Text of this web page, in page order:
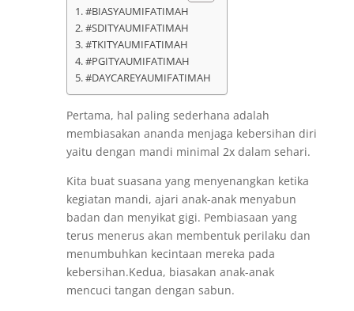
#BIASYAUMIFATIMAH
#SDITYAUMIFATIMAH
#TKITYAUMIFATIMAH
#PGITYAUMIFATIMAH
#DAYCAREYAUMIFATIMAH
Pertama, hal paling sederhana adalah
membiasakan ananda menjaga kebersihan diri
yaitu dengan mandi minimal 2x dalam sehari.
Kita buat suasana yang menyenangkan ketika
kegiatan mandi, ajari anak-anak menyabun
badan dan menyikat gigi. Pembiasaan yang
terus menerus akan membentuk perilaku dan
menumbuhkan kecintaan mereka pada
kebersihan.Kedua, biasakan anak-anak
mencuci tangan dengan sabun.